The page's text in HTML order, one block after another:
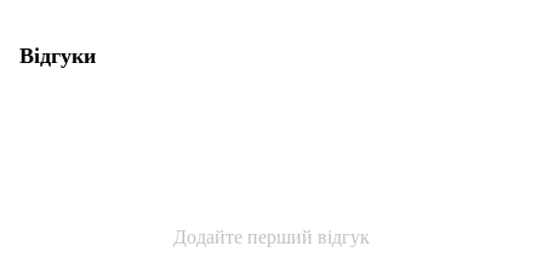
Відгуки
Додайте перший відгук